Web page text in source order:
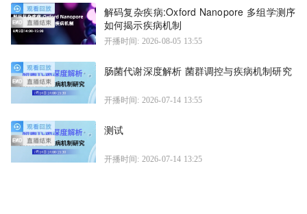
解码复杂疾病:Oxford Nanopore 多组学测序
如何揭示疾病机制
开播时间: 2026-08-05 13:55
肠菌代谢深度解析 菌群调控与疾病机制研究
开播时间: 2026-07-14 13:55
测试
开播时间: 2026-07-14 13:25